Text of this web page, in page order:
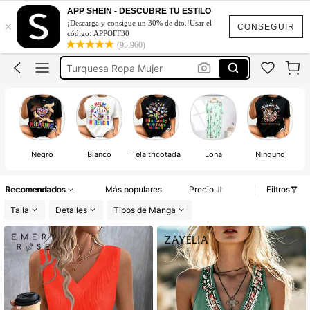
CONSEGUIR
×
APP SHEIN - DESCUBRE TU ESTILO
¡Descarga y consigue un 30% de dto.!Usar el
código: APPOFF30
(95,960)
Flecos Ropa
Blusas Amarillas
Turquesa Ropa Mujer
Camiseta Mujer Cuello V
Flecos Ropa
Blusas Amarillas
Negro Blanco Tela tricotada Lona Ninguno
Recomendados Más populares Precio
Filtros
Talla
Detalles Tipos de Manga